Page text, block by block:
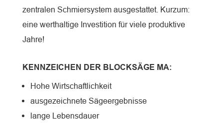
zentralen Schmiersystem ausgestattet. Kurzum:
eine werthaltige Investition für viele produktive
Jahre!
KENNZEICHEN DER BLOCKSÄGE MA:
Hohe Wirtschaftlichkeit
ausgezeichnete Sägeergebnisse
lange Lebensdauer